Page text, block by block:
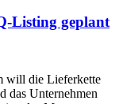
Listing geplant
will die Lieferkette
das Unternehmen